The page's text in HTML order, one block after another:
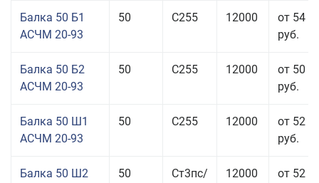
Балка 50 Б1
АСЧМ 20-93
50 С255 12000
от 54
руб.
Балка 50 Б2
АСЧМ 20-93
50 С255 12000
от 50
руб.
Балка 50 Ш1
АСЧМ 20-93
50 С255 12000
от 52
руб.
Балка 50 Ш2
50
Ст3пс/
12000
от 52